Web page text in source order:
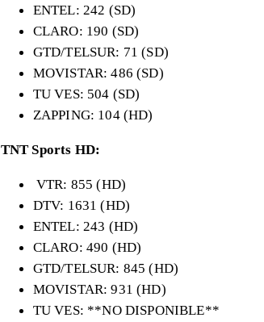
ENTEL: 242 (SD)
CLARO: 190 (SD)
GTD/TELSUR: 71 (SD)
MOVISTAR: 486 (SD)
TU VES: 504 (SD)
ZAPPING: 104 (HD)
TNT Sports HD:
VTR: 855 (HD)
DTV: 1631 (HD)
ENTEL: 243 (HD)
CLARO: 490 (HD)
GTD/TELSUR: 845 (HD)
MOVISTAR: 931 (HD)
TU VES: **NO DISPONIBLE**